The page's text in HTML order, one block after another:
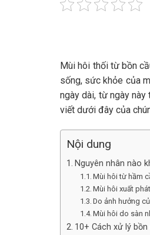
Mùi hôi thối từ bồn
sống, sức khỏe của
ngày dài, từ ngày
viết dưới đây của
Nội dung
Nguyên nhân nào
Mùi hôi từ hầm
Mùi hôi xuất
Do ảnh hưởng
Mùi hôi do sàn
10+ Cách xử lý